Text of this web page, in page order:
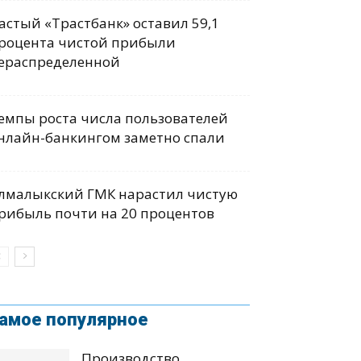
«Трастбанк» оставил 59,1
чистой прибыли
роста числа пользователей
банкингом заметно спали
ГМК нарастил чистую
почти на 20 процентов
популярное